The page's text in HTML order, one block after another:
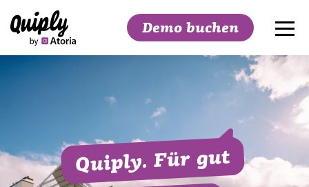
Demo buchen
Suchen
Quiply. Für gut